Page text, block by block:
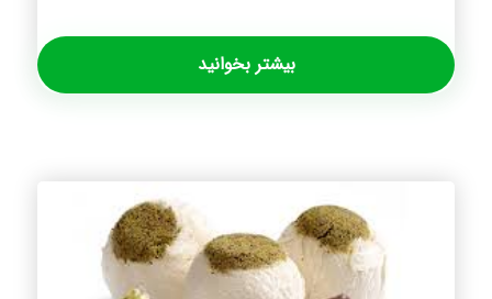
بیشتر بخوانید